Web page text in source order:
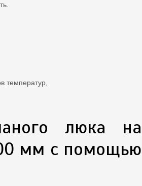
температур,
люка на
мм с помощью